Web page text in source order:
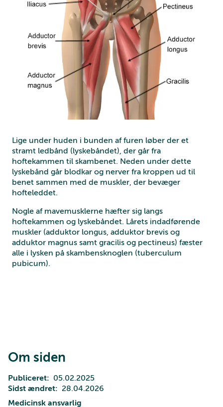
Lige under huden i bunden af furen løber der et
stramt ledbånd (lyskebåndet), der går fra
hoftekammen til skambenet. Neden under dette
lyskebånd går blodkar og nerver fra kroppen ud til
benet sammen med de muskler, der bevæger
hofteleddet.
Nogle af mavemusklerne hæfter sig langs
hoftekammen og lyskebåndet. Lårets indadførende
muskler (adduktor longus, adduktor brevis og
adduktor magnus samt gracilis og pectineus) fæster
alle i lysken på skambensknoglen (tuberculum
pubicum).
Om siden
Publiceret
05.02.2025
Sidst ændret
28.04.2026
Medicinsk ansvarlig